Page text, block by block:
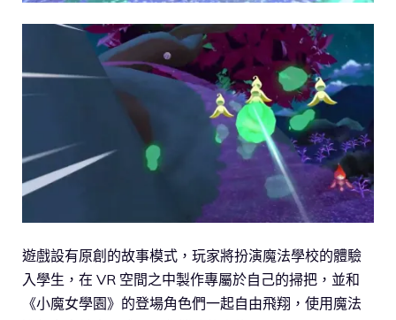
遊戲設有原創的故事模式，玩家將扮演魔法學校的體驗
入學生，在 VR 空間之中製作專屬於自己的掃把，並和
《小魔女學園》的登場角色們一起自由飛翔，使用魔法